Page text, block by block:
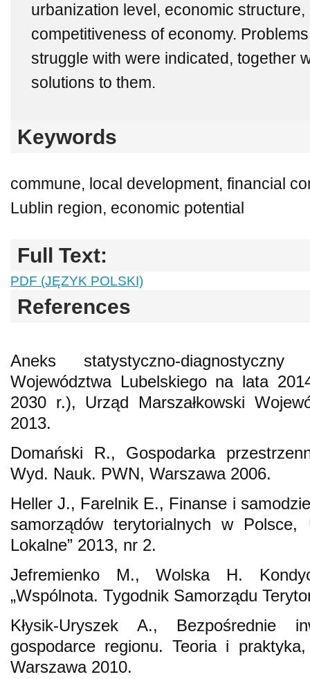
urbanization level, economic
competitiveness of economy.
struggle with were indicated, together
solutions to them.
Keywords
commune, local development, financial
Lublin region, economic potential
Full Text:
PDF (JĘZYK POLSKI)
References
Aneks statystyczno-
Województwa Lubelskiego na lata
2030 r.), Urząd Marszałkowski
2013.
Domański R., Gospodarka
Wyd. Nauk. PWN, Warszawa 2006.
Heller J., Farelnik E., Finanse i
samorządów terytorialnych w Polsce,
Lokalne” 2013, nr 2.
Jefremienko M., Wolska H.
„Wspólnota. Tygodnik Samorządu
Kłysik-Uryszek A., Bezpośrednie
gospodarce regionu. Teoria i
Warszawa 2010.